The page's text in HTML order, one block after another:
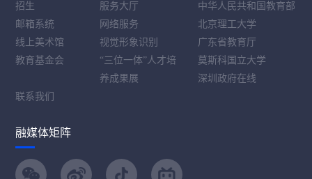
招生
服务大厅
邮箱系统
网络服务
线上美术馆
视觉形象识别
教育基金会
“三位一体”人才培
养成果展
联系我们
中华人民共和国教育部
北京理工大学
广东省教育厅
莫斯科国立大学
深圳政府在线
融媒体矩阵